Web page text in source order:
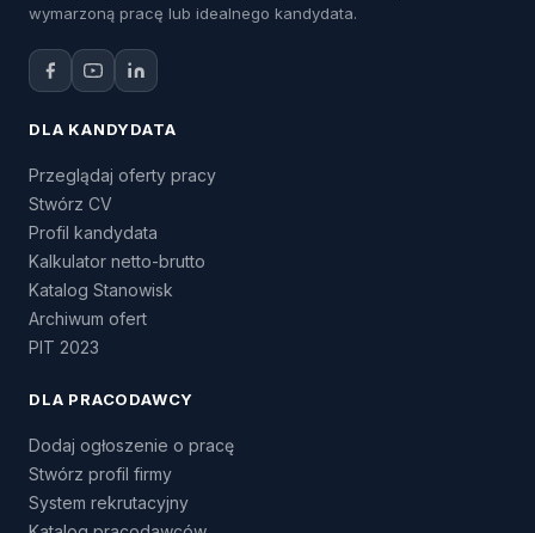
wymarzoną pracę lub idealnego kandydata.
DLA KANDYDATA
Przeglądaj oferty pracy
Stwórz CV
Profil kandydata
Kalkulator netto-brutto
Katalog Stanowisk
Archiwum ofert
PIT 2023
DLA PRACODAWCY
Dodaj ogłoszenie o pracę
Stwórz profil firmy
System rekrutacyjny